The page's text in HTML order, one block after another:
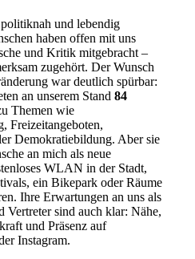
und lebendig
haben offen mit uns
und Kritik mitgebracht –
zugehört. Der Wunsch
war deutlich spürbar:
an unserem Stand84
Themen wie
Freizeitangeboten,
Demokratiebildung. Aber sie
an mich als neue
WLAN in der Stadt,
ein Bikepark oder Räume
Ihre Erwartungen an uns als
Vertreter sind auch klar: Nähe,
und Präsenz auf
Instagram.